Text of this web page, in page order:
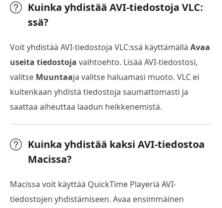
Kuinka yhdistää AVI-tiedostoja VLC:
ssä?
Voit yhdistää AVI-tiedostoja VLC:ssä käyttämällä Avaa
useita tiedostoja vaihtoehto. Lisää AVI-tiedostosi,
valitse Muuntaaja valitse haluamasi muoto. VLC ei
kuitenkaan yhdistä tiedostoja saumattomasti ja
saattaa aiheuttaa laadun heikkenemistä.
Kuinka yhdistää kaksi AVI-tiedostoa
Macissa?
Macissa voit käyttää QuickTime Playeriä AVI-
tiedostojen yhdistämiseen. Avaa ensimmäinen